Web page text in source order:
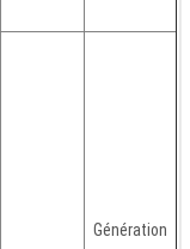
Génération